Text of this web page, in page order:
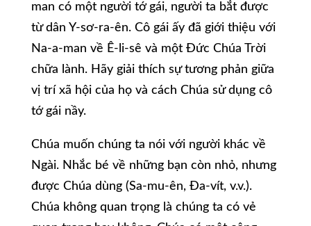
man có một người tớ gái, người ta bắt được
từ dân Y-sơ-ra-ên. Cô gái ấy đã giới thiệu với
Na-a-man về Ê-li-sê và một Đức Chúa Trời
chữa lành. Hãy giải thích sự tương phản giữa
vị trí xã hội của họ và cách Chúa sử dụng cô
tớ gái nầy.
Chúa muốn chúng ta nói với người khác về
Ngài. Nhắc bé về những bạn còn nhỏ, nhưng
được Chúa dùng (Sa-mu-ên, Đa-vít, v.v.).
Chúa không quan trọng là chúng ta có vẻ